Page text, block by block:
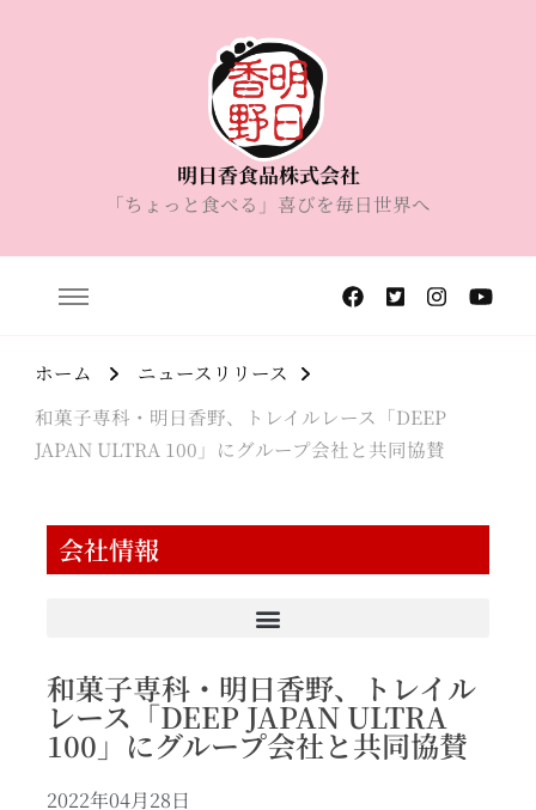
明日香食品株式会社
「ちょっと食べる」喜びを毎日世界へ
ホーム
ニュースリリース
和菓子専科・明日香野、トレイルレース「DEEP
JAPAN ULTRA 100」にグループ会社と共同協賛
会社情報
和菓子専科・明日香野、トレイル
レース「DEEP JAPAN ULTRA
100」にグループ会社と共同協賛
2022年04月28日